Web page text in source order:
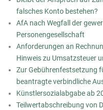
falsches Konto bestehen?
AfA nach Wegfall der
Personengesellschaft
Anforderungen an
Hinweis zu Umsatzsteuer
Zur Gebührenfestsetzung
beantragte verbindliche
Künstlersozialabgabe ab
Teilwertabschreibung von